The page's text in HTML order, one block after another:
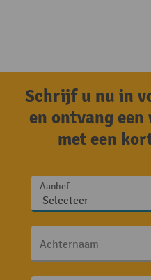
Schrijf u nu in
en ontvang
met een
Aanhef
Achternaam